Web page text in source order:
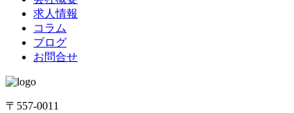
求人情報
コラム
ブログ
お問合せ
〒557-0011